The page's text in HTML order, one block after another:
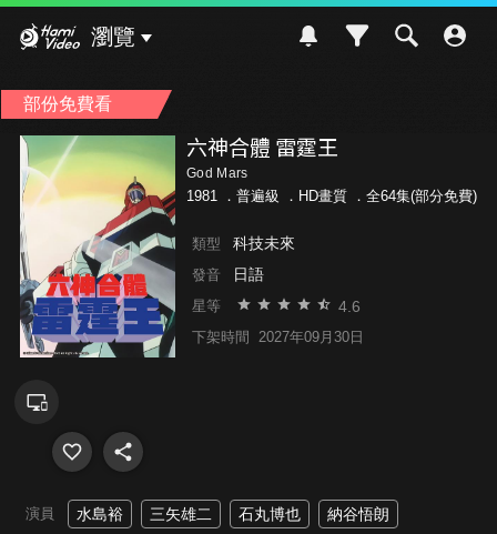
瀏覽
部份免費看
六神合體 雷霆王
God Mars
1981 ． 普遍級 ．HD畫質 ．全64集(部分免費)
類型 科技未來
發音 日語
星等 4.6
下架時間 2027年09月30日
演員 水島裕 三矢雄二 石丸博也 納谷悟朗